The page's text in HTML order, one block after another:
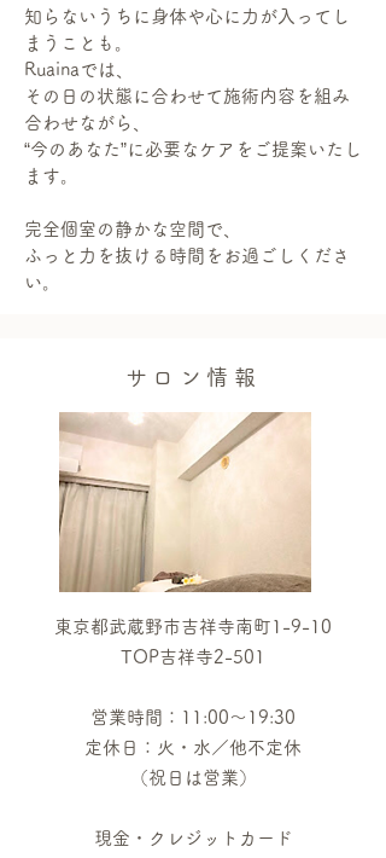
知らないうちに身体や心に力が入ってし
まうことも。
Ruainaでは、
その日の状態に合わせて施術内容を組み
合わせながら、
“今のあなた”に必要なケアをご提案いたし
ます。
完全個室の静かな空間で、
ふっと力を抜ける時間をお過ごしくださ
い。
サロン情報
東京都武蔵野市吉祥寺南町1-9-10
TOP吉祥寺2-501
営業時間：11:00〜19:30
定休日：火・水／他不定休
（祝日は営業）
​現金・クレジットカード